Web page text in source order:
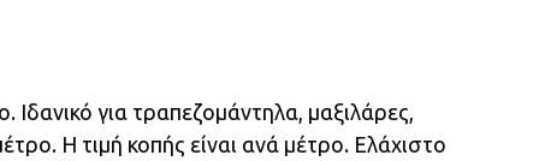
για τραπεζομάντηλα, μαξιλάρες,
Η τιμή κοπής είναι ανά μέτρο. Ελάχιστο